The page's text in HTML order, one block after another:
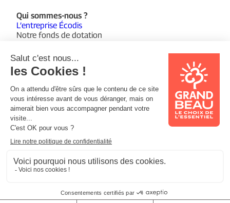
Qui sommes-nous ?
L’entreprise Écodis
Notre fonds de dotation
Suivez-nous sur :
Facebook
Instagram
YouTube
© 2026 Grand Beau
Mentions légalesPolitique de confidentialitéSupport